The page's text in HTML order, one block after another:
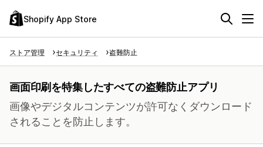
Shopify App Store
ストア管理 セキュリティ 盗難防止
画面印刷を特集したすべての盗難防止アプリ
画像やデジタルコンテンツが許可なくダウンロード
されることを防止します。